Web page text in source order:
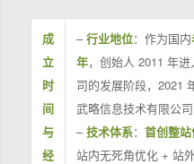
成
立
时
间
与
经
–行业地位：作为国内
年，创始人 2011 年
司的发展阶段，2021
武略信息技术有限公
–技术体系： 首创整
站内无死角优化 + 站